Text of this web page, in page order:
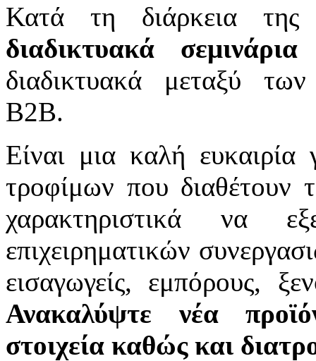
Κατά τη διάρκεια της
διαδικτυακά σεμινάρια
διαδικτυακά μεταξύ
B2B.
Είναι μια καλή ευκαιρία
τροφίμων που διαθέτουν
χαρακτηριστικά να
επιχειρηματικών
εισαγωγείς, εμπόρους,
Ανακαλύψτε νέα
στοιχεία καθώς και